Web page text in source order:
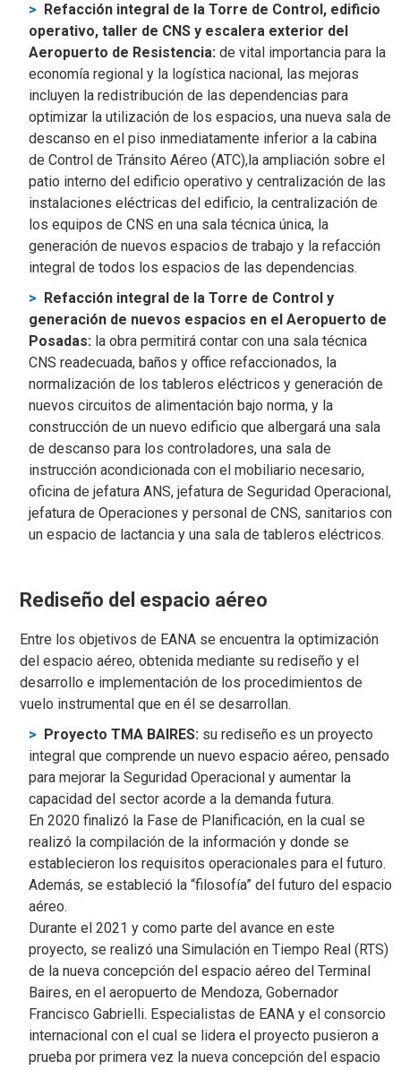
Refacción integral de la Torre de Control, edificio
operativo, taller de CNS y escalera exterior del
Aeropuerto de Resistencia:de vital importancia para la
economía regional y la logística nacional, las mejoras
incluyen la redistribución de las dependencias para
optimizar la utilización de los espacios, una nueva sala de
descanso en el piso inmediatamente inferior a la cabina
de Control de Tránsito Aéreo (ATC),la ampliación sobre el
patio interno del edificio operativo y centralización de las
instalaciones eléctricas del edificio, la centralización de
los equipos de CNS en una sala técnica única, la
generación de nuevos espacios de trabajo y la refacción
integral de todos los espacios de las dependencias.
Refacción integral de la Torre de Control y
generación de nuevos espacios en el Aeropuerto de
Posadas: la obra permitirá contar con una sala técnica
CNS readecuada, baños y office refaccionados, la
normalización de los tableros eléctricos y generación de
nuevos circuitos de alimentación bajo norma, y la
construcción de un nuevo edificio que albergará una sala
de descanso para los controladores, una sala de
instrucción acondicionada con el mobiliario necesario,
oficina de jefatura ANS, jefatura de Seguridad Operacional,
jefatura de Operaciones y personal de CNS, sanitarios con
un espacio de lactancia y una sala de tableros eléctricos.
Rediseño del espacio aéreo
Entre los objetivos de EANA se encuentra la optimización
del espacio aéreo, obtenida mediante su rediseño y el
desarrollo e implementación de los procedimientos de
vuelo instrumental que en él se desarrollan.
Proyecto TMA BAIRES: su rediseño es un proyecto
integral que comprende un nuevo espacio aéreo, pensado
para mejorar la Seguridad Operacional y aumentar la
capacidad del sector acorde a la demanda futura.
En 2020 finalizó la Fase de Planificación, en la cual se
realizó la compilación de la información y donde se
establecieron los requisitos operacionales para el futuro.
Además, se estableció la “filosofía” del futuro del espacio
aéreo.
Durante el 2021 y como parte del avance en este
proyecto, se realizó una Simulación en Tiempo Real (RTS)
de la nueva concepción del espacio aéreo del Terminal
Baires, en el aeropuerto de Mendoza, Gobernador
Francisco Gabrielli. Especialistas de EANA y el consorcio
internacional con el cual se lidera el proyecto pusieron a
prueba por primera vez la nueva concepción del espacio